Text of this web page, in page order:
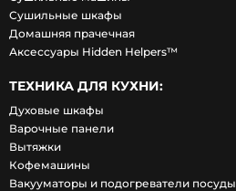
Сушильные шкафы
Домашняя прачечная
Аксессуары Hidden Helpers™
ТЕХНИКА ДЛЯ КУХНИ:
Духовые шкафы
Варочные панели
Вытяжки
Кофемашины
Вакууматоры и подогреватели посуды